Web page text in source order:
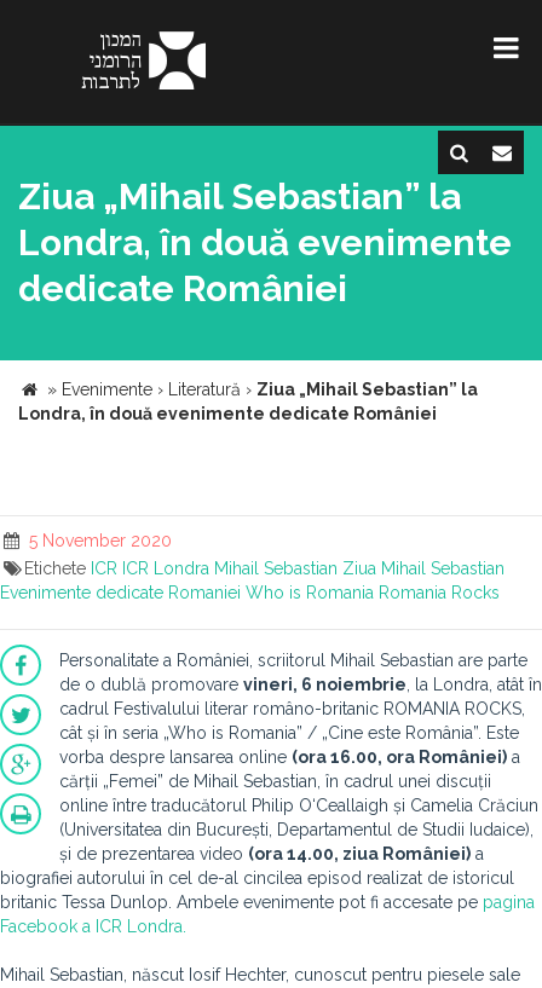
Ziua „Mihail Sebastian” la
Londra, în două evenimente
dedicate României
» Evenimente › Literatură › Ziua „Mihail Sebastian” la
Londra, în două evenimente dedicate României
5 November 2020
Etichete ICR ICR Londra Mihail Sebastian Ziua Mihail Sebastian
Evenimente dedicate Romaniei Who is Romania Romania Rocks
Personalitate a României, scriitorul Mihail Sebastian are parte
de o dublă promovare vineri, 6 noiembrie , la Londra, atât în
cadrul Festivalului literar româno-britanic ROMANIA ROCKS,
cât și în seria „Who is Romania” / „Cine este România”. Este
vorba despre lansarea online (ora 16.00, ora României) a
cărții „Femei” de Mihail Sebastian, în cadrul unei discuții
online între traducătorul Philip O‘Ceallaigh și Camelia Crăciun
(Universitatea din București, Departamentul de Studii Iudaice),
și de prezentarea video (ora 14.00, ziua României) a
biografiei autorului în cel de-al cincilea episod realizat de istoricul
britanic Tessa Dunlop. Ambele evenimente pot fi accesate pe pagina
Facebook a ICR Londra.
Mihail Sebastian, născut Iosif Hechter, cunoscut pentru piesele sale